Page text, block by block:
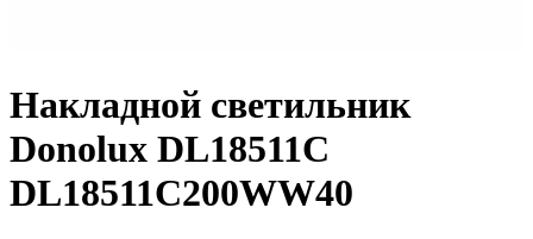
Накладной светильник
Donolux DL18511C
DL18511C200WW40